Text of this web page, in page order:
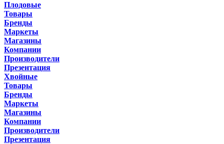
Плодовые
Товары
Бренды
Маркеты
Магазины
Компании
Производители
Презентация
Хвойные
Товары
Бренды
Маркеты
Магазины
Компании
Производители
Презентация